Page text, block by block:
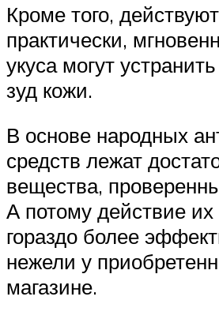
Кроме того,
практически,
укуса могут
зуд кожи.
В основе народных
средств лежат
вещества,
А потому действие
гораздо более
нежели у
магазине.